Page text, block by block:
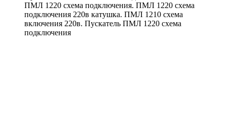
ПМЛ 1220 схема подключения. ПМЛ 1220 схема
подключения 220в катушка. ПМЛ 1210 схема
включения 220в. Пускатель ПМЛ 1220 схема
подключения